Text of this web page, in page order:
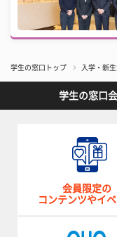
学生の窓口トップ 入学・新
学生の窓口
会員限定の
コンテンツやイ